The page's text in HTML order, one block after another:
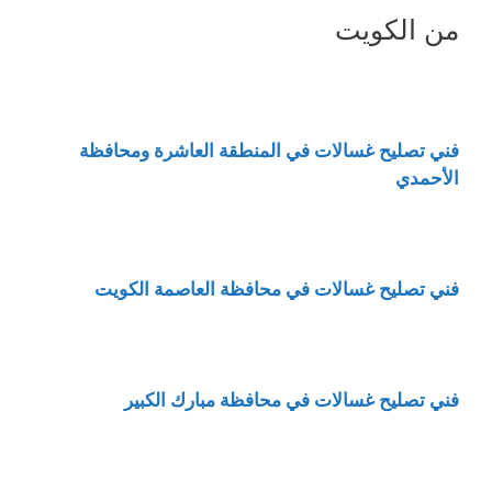
من الكويت
فني تصليح غسالات في المنطقة العاشرة ومحافظة
الأحمدي
فني تصليح غسالات في محافظة العاصمة الكويت
فني تصليح غسالات في محافظة مبارك الكبير